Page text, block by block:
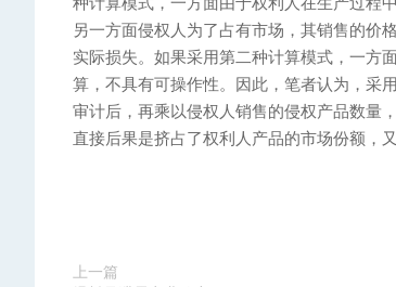
另一方面侵权人为了占有市场，其销售的价
实际损失。如果采用第二种计算模式，一方
算，不具有可操作性。因此，笔者认为，采
审计后，再乘以侵权人销售的侵权产品数量
直接后果是挤占了权利人产品的市场份额，
上一篇